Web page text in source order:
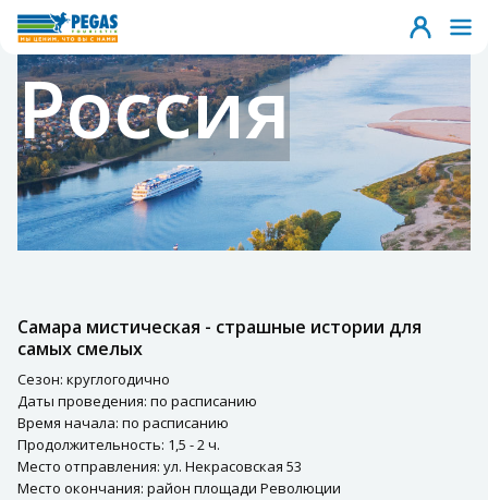
Россия
Самара мистическая - страшные истории для
самых смелых
Сезон: круглогодично
Даты проведения: по расписанию
Время начала: по расписанию
Продолжительность: 1,5 - 2 ч.
Место отправления: ул. Некрасовская 53
Место окончания: район площади Революции